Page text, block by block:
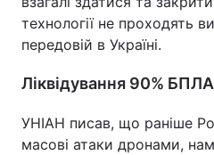
технології не проходять
передовій в Україні.
Ліквідування 90% БПЛА
УНІАН писав, що раніше
масові атаки дронами,